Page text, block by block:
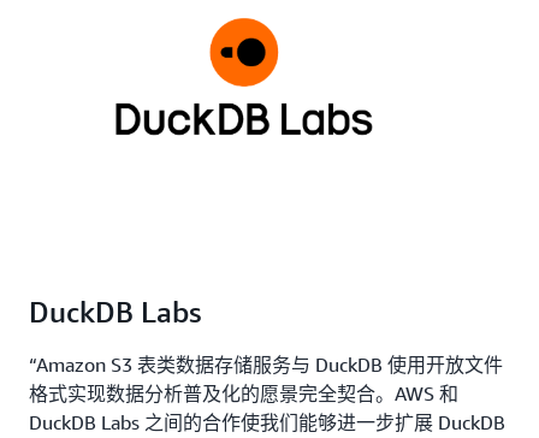
DuckDB Labs
“Amazon S3 表类数据存储服务与 DuckDB 使用开放文件
格式实现数据分析普及化的愿景完全契合。AWS 和
DuckDB Labs 之间的合作使我们能够进一步扩展 DuckDB